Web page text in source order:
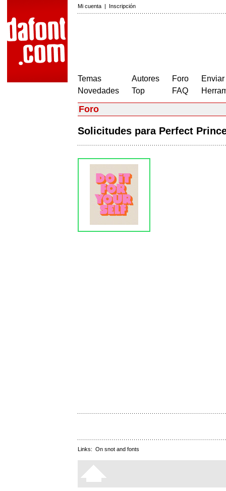
Mi cuenta | Inscripción
Temas
Novedades
Autores
Top
Foro
FAQ
Foro
Solicitudes para Perfect
Links: On snot and fonts